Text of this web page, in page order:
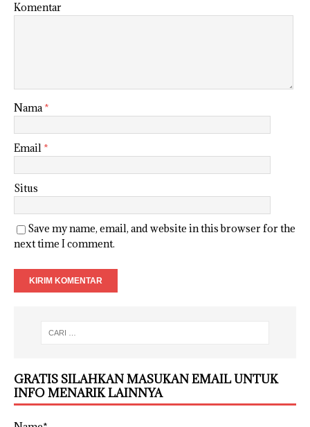
Komentar
Nama*
Email *
Situs
Save my name, email, and website in this browser for the
next time I comment.
GRATIS SILAHKAN MASUKAN EMAIL UNTUK
INFO MENARIK LAINNYA